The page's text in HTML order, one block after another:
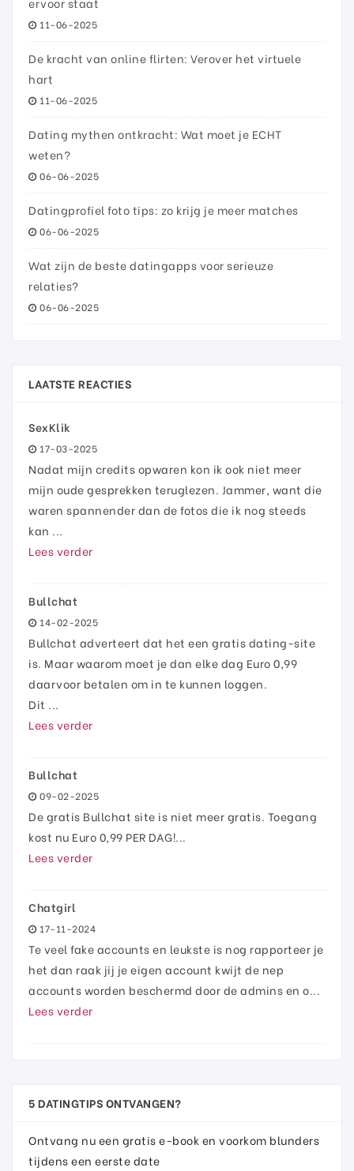
11-06-2025
De kracht van online flirten: Verover het virtuele
hart
11-06-2025
Dating mythen ontkracht: Wat moet je ECHT
weten?
06-06-2025
Datingprofiel foto tips: zo krijg je meer matches
06-06-2025
Wat zijn de beste datingapps voor serieuze
relaties?
06-06-2025
LAATSTE REACTIES
SexKlik
17-03-2025
Nadat mijn credits opwaren kon ik ook niet meer
mijn oude gesprekken teruglezen. Jammer, want die
waren spannender dan de fotos die ik nog steeds
kan ...
Lees verder
Bullchat
14-02-2025
Bullchat adverteert dat het een gratis dating-site
is. Maar waarom moet je dan elke dag Euro 0,99
daarvoor betalen om in te kunnen loggen.
Dit ...
Lees verder
Bullchat
09-02-2025
De gratis Bullchat site is niet meer gratis. Toegang
kost nu Euro 0,99 PER DAG!...
Lees verder
Chatgirl
17-11-2024
Te veel fake accounts en leukste is nog rapporteer je
het dan raak jij je eigen account kwijt de nep
accounts worden beschermd door de admins en o...
Lees verder
5 DATINGTIPS ONTVANGEN?
Ontvang nu een gratis e-book en voorkom blunders
tijdens een eerste date